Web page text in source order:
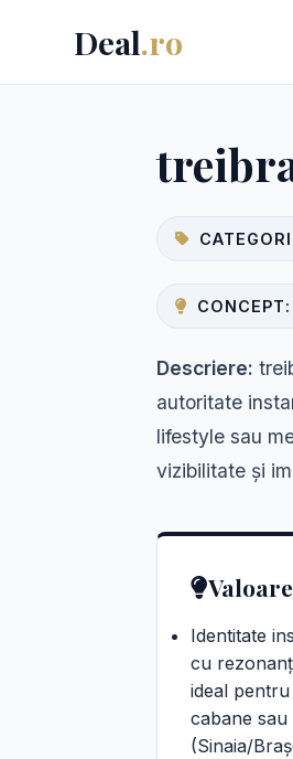
Deal.ro
Descriere:
autoritate
lifestyle sau
vizibilitate și
Identitate
cu
ideal
cabane sau
(Sinaia/